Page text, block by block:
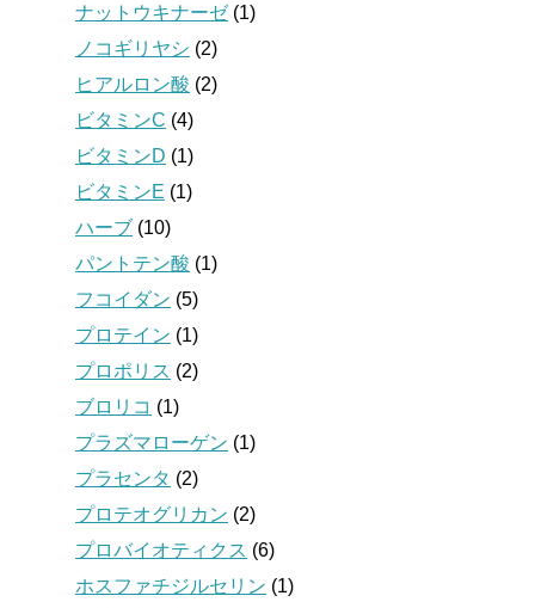
ナットウキナーゼ(1)
ノコギリヤシ (2)
ヒアルロン酸 (2)
ビタミンC (4)
ビタミンD (1)
ビタミンE (1)
ハーブ (10)
パントテン酸 (1)
フコイダン (5)
プロテイン (1)
プロポリス (2)
ブロリコ (1)
プラズマローゲン (1)
プラセンタ (2)
プロテオグリカン (2)
プロバイオティクス (6)
ホスファチジルセリン (1)